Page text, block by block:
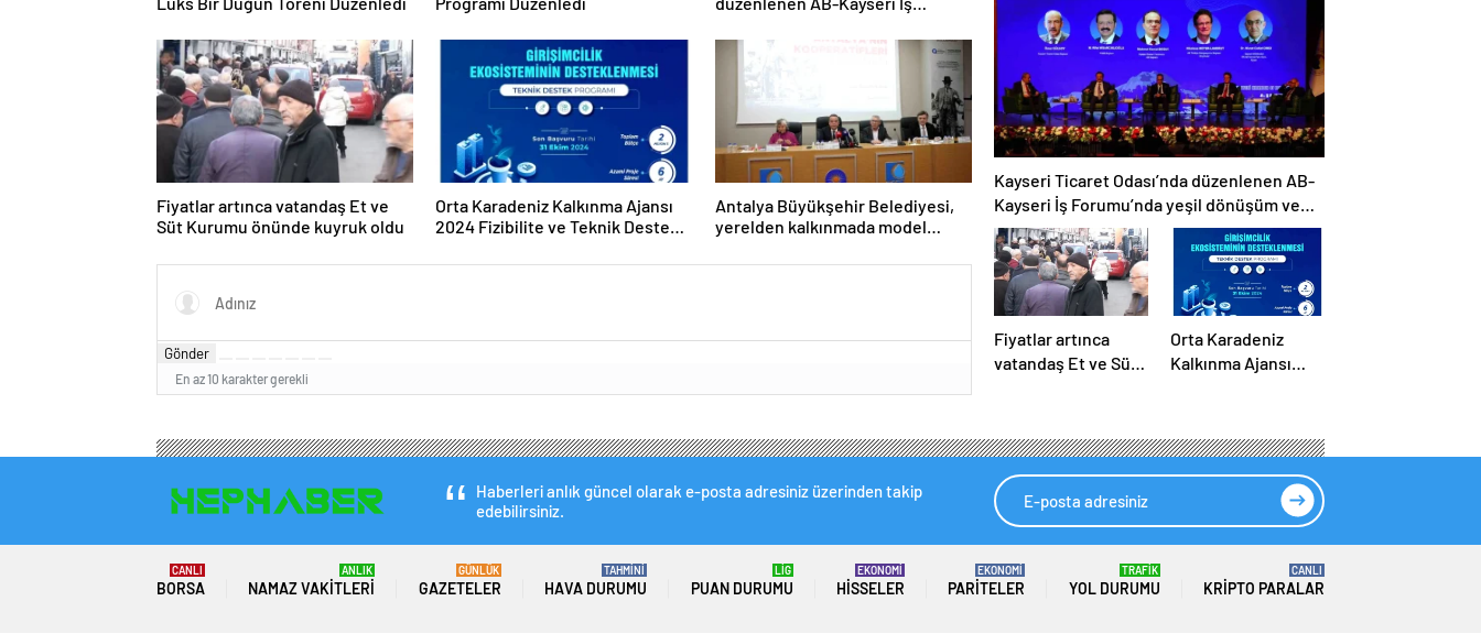
dijitalleşme vurgusu yapıldı
Fiyatlar artınca vatandaş Et ve
Süt Kurumu önünde kuyruk oldu
Orta Karadeniz Kalkınma Ajansı
2024 Fizibilite ve Teknik Destek
Antalya Büyükşehir Belediyesi,
yerelden kalkınmada model
Gönder
En az 10 karakter gerekli
Kayseri Ticaret Odası’nda düzenlenen AB-
Kayseri İş Forumu’nda yeşil dönüşüm ve
dijitalleşme vurgusu yapıldı
Fiyatlar artınca
vatandaş Et ve Süt
Orta Karadeniz
Kalkınma Ajansı
Programlarını İlan
Etti
Haberleri anlık güncel olarak e-posta adresiniz üzerinden takip
edebilirsiniz.
BORSA
CANLI
NAMAZ VAKITLERI
ANLIK
GAZETELER
GÜNLÜK
HAVA DURUMU
TAHMİNİ
PUAN DURUMU
LİG
HISSELER
EKONOMİ
PARITELER
EKONOMİ
YOL DURUMU
TRAFİK
KRIPTO PARALAR
CANLI